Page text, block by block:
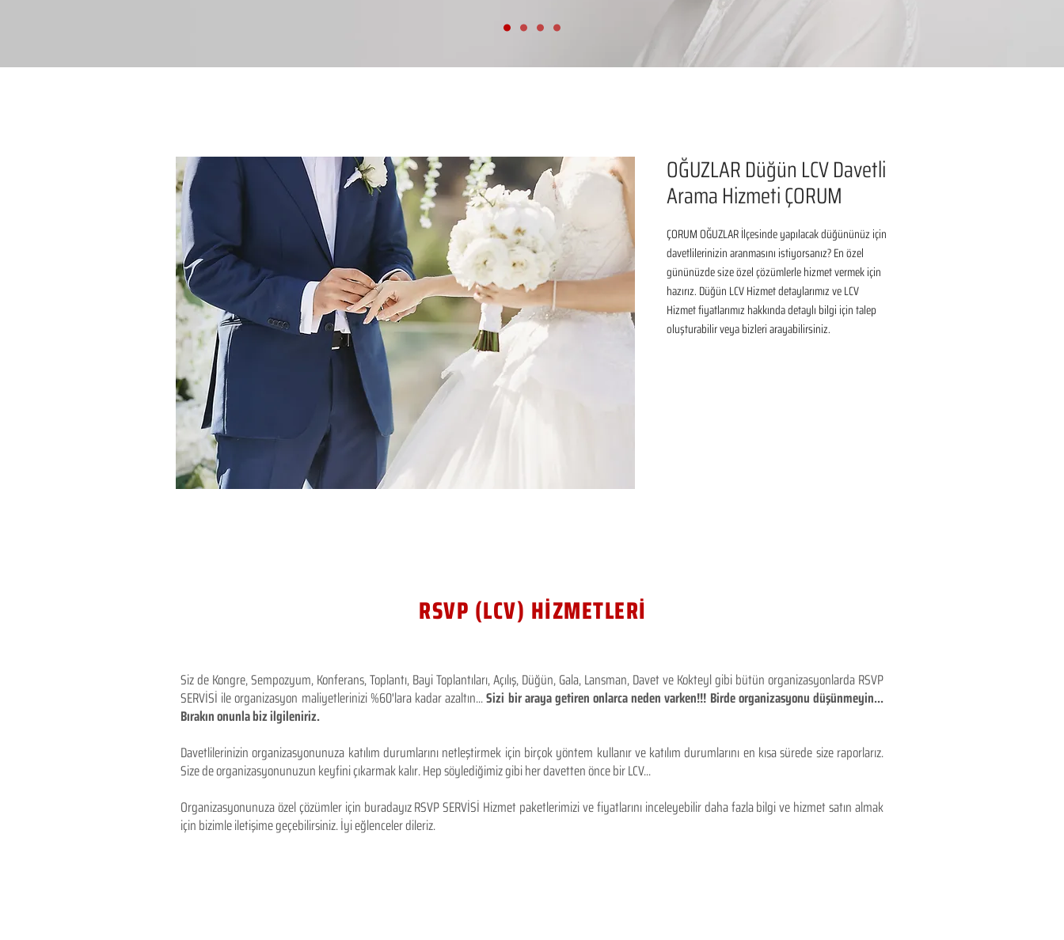
OĞUZLAR Düğün LCV Davetli
Arama Hizmeti ÇORUM
ÇORUM OĞUZLAR İlçesinde yapılacak düğününüz için
davetlilerinizin aranmasını istiyorsanız? En özel
gününüzde size özel çözümlerle hizmet vermek için
hazırız. Düğün LCV Hizmet detaylarımız ve LCV
Hizmet fiyatlarımız hakkında detaylı bilgi için talep
oluşturabilir veya bizleri arayabilirsiniz.
RSVP (LCV) HİZMETLERİ
Siz de Kongre, Sempozyum, Konferans, Toplantı, Bayi Toplantıları, Açılış, Düğün, Gala, Lansman, Davet ve Kokteyl gibi bütün organizasyonlarda RSVP
SERVİSİ ile organizasyon maliyetlerinizi %60'lara kadar azaltın...Sizi bir araya getiren onlarca neden varken!!! Birde organizasyonu düşünmeyin...
Bırakın onunla biz ilgileniriz.
Davetlilerinizin organizasyonunuza katılım durumlarını netleştirmek için birçok yöntem kullanır ve katılım durumlarını en kısa sürede size raporlarız.
Size de organizasyonunuzun keyfini çıkarmak kalır. Hep söylediğimiz gibi her davetten önce bir LCV...
Organizasyonunuza özel çözümler için buradayız RSVP SERVİSİ Hizmet paketlerimizi ve fiyatlarını inceleyebilir daha fazla bilgi ve hizmet satın almak
için bizimle iletişime geçebilirsiniz. İyi eğlenceler dileriz.